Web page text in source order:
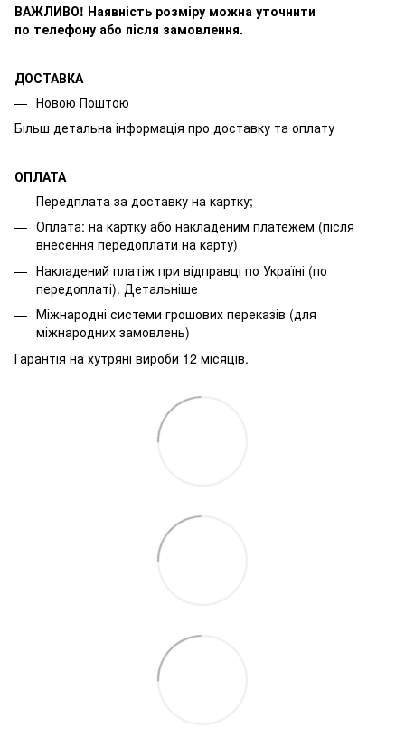
ВАЖЛИВО! Наявність розміру можна уточнити
по телефону або після замовлення.
ДОСТАВКА
Новою Поштою
Більш детальна інформація про доставку та оплату
ОПЛАТА
Передплата за доставку на картку;
Оплата: на картку або накладеним платежем (після
внесення передоплати на карту)
Накладений платіж при відправці по Україні (по
передоплаті). Детальніше
Міжнародні системи грошових переказів (для
міжнародних замовлень)
Гарантія на хутряні вироби 12 місяців.